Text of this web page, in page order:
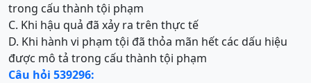
trong cấu thành tội phạm
C. Khi hậu quả đã xảy ra trên thực tế
D. Khi hành vi phạm tội đã thỏa mãn hết các dấu hiệu
được mô tả trong cấu thành tội phạm
Câu hỏi 539296: